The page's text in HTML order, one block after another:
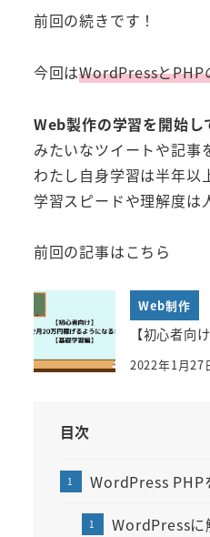
前回の続きです！
今回はWordPressとPHP
Web製作の学習を開始し
みたいなツイートや記事
わたし自身学習は半年
学習スピードや理解度は
前回の記事はこちら
Web制作
【初心者向
2022年1月27
目次
WordPress PHP
WordPressに